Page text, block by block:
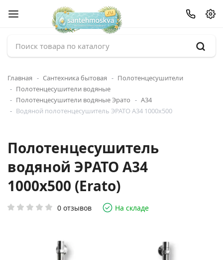
Главная Сантехника бытовая
Полотенцесушители
Полотенцесушители водяные
Полотенцесушители водяные Эрато
А34
Водяной полотенцесушитель ЭРАТО А34 1000x500
Полотенцесушитель
водяной ЭРАТО А34
1000x500 (Erato)
0 отзывов На складе